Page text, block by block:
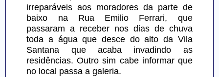
irreparáveis aos moradores da parte de
baixo na Rua Emilio Ferrari, que
passaram a receber nos dias de chuva
toda a água que desce do alto da Vila
Santana que acaba invadindo as
residências. Outro sim cabe informar que
no local passa a galeria.